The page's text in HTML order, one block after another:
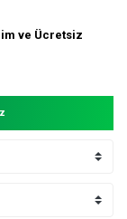
ve Ücretsiz